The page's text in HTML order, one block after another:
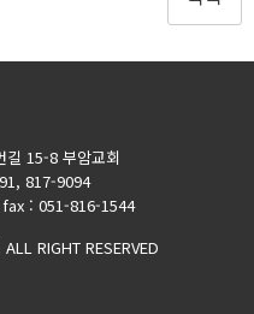
길 15-8 부암교회
817-9094
: 051-816-1544
RIGHT RESERVED